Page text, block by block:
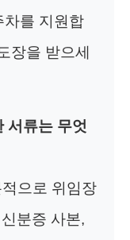
차를 지원합
장을 받으세
서류는 무엇
으로 위임장
분증 사본,